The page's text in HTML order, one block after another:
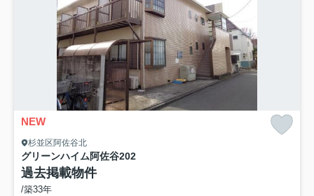
NEW
杉並区阿佐谷北
グリーンハイム阿佐谷202
過去掲載物件
/築33年